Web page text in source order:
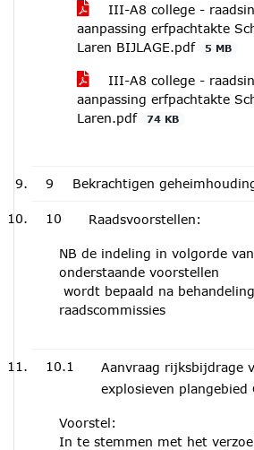
III-A8 college -
aanpassing erfpachtakte
Laren BIJLAGE.pdf
5 MB
III-A8 college -
aanpassing erfpachtakte
Laren.pdf
74 KB
9 Bekrachtigen
10 Raadsvoorstellen:
NB de indeling in volgorde
onderstaande voorstellen
wordt bepaald na
raadscommissies
10.1
Aanvraag rijksbijdrage
explosieven plangebied
Voorstel:
In te stemmen met het